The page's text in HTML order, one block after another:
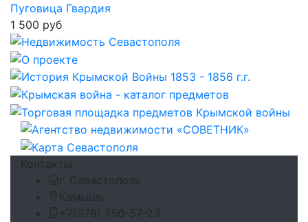
Пуговица Гвардия
1 500 руб
Контакты
г. Севастополь
Камышъ
+7(978) 750-57-23